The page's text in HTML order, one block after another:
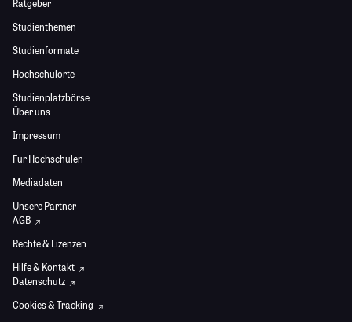
Ratgeber
Studienthemen
Studienformate
Hochschulorte
Studienplatzbörse
Über uns
Impressum
Für Hochschulen
Mediadaten
Unsere Partner
AGB
Rechte & Lizenzen
Hilfe & Kontakt
Datenschutz
Cookies & Tracking